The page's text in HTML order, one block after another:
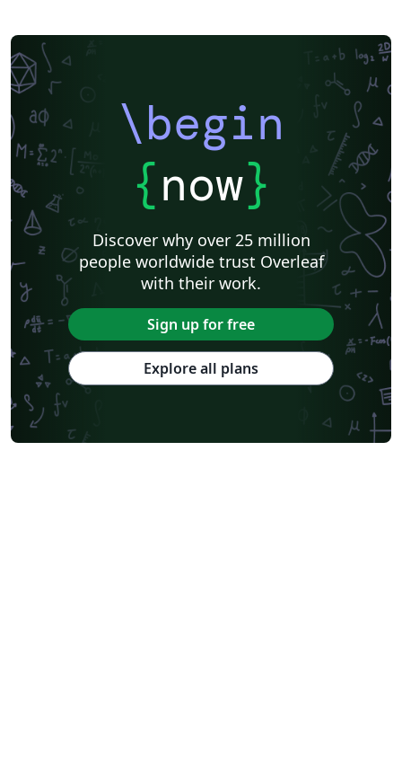
\begin
{now}
Discover why over 25 million
people worldwide trust Overleaf
with their work.
Sign up for free
Explore all plans